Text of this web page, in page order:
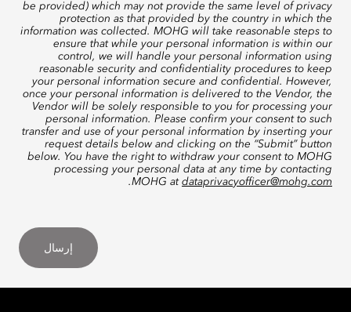
be provided) which may not provide the same level of privacy
protection as that provided by the country in which the
information was collected. MOHG will take reasonable steps to
ensure that while your personal information is within our
control, we will handle your personal information using
reasonable security and confidentiality procedures to keep
your personal information secure and confidential. However,
once your personal information is delivered to the Vendor, the
Vendor will be solely responsible to you for processing your
personal information. Please confirm your consent to such
transfer and use of your personal information by inserting your
request details below and clicking on the “Submit” button
below. You have the right to withdraw your consent to MOHG
processing your personal data at any time by contacting
MOHG at dataprivacyofficer@mohg.com
.
إرسال